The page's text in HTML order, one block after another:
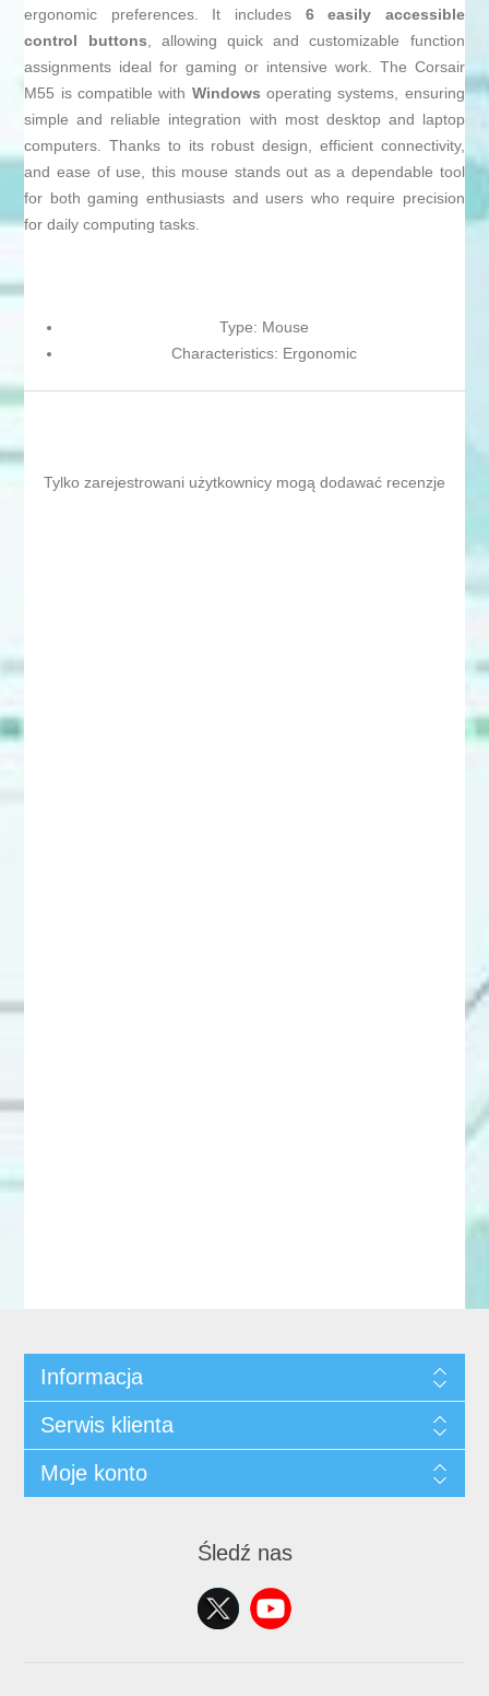
ergonomic preferences. It includes 6 easily accessible
control buttons, allowing quick and customizable function
assignments ideal for gaming or intensive work. The Corsair
M55 is compatible with Windows operating systems, ensuring
simple and reliable integration with most desktop and laptop
computers. Thanks to its robust design, efficient connectivity,
and ease of use, this mouse stands out as a dependable tool
for both gaming enthusiasts and users who require precision
for daily computing tasks.
Type: Mouse
Characteristics: Ergonomic
Tylko zarejestrowani użytkownicy mogą dodawać recenzje
Informacja
Serwis klienta
Moje konto
Śledź nas